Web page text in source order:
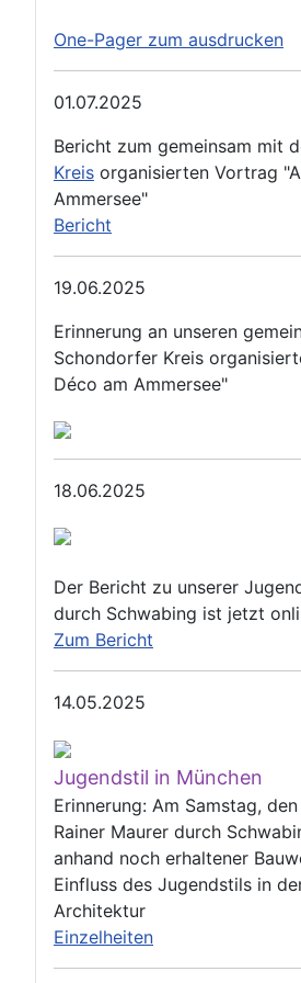
One-Pager zum ausdrucken
01.07.2025
Bericht zum gemeinsam mit
Kreis organisierten Vortrag
Ammersee"
Bericht
19.06.2025
Erinnerung an unseren
Schondorfer Kreis
Déco am Ammersee"
18.06.2025
Der Bericht zu unserer
durch Schwabing ist jetzt
Zum Bericht
14.05.2025
Jugendstil in München
Erinnerung: Am Samstag,
Rainer Maurer durch
anhand noch erhaltener
Einfluss des Jugendstils in
Architektur
Einzelheiten